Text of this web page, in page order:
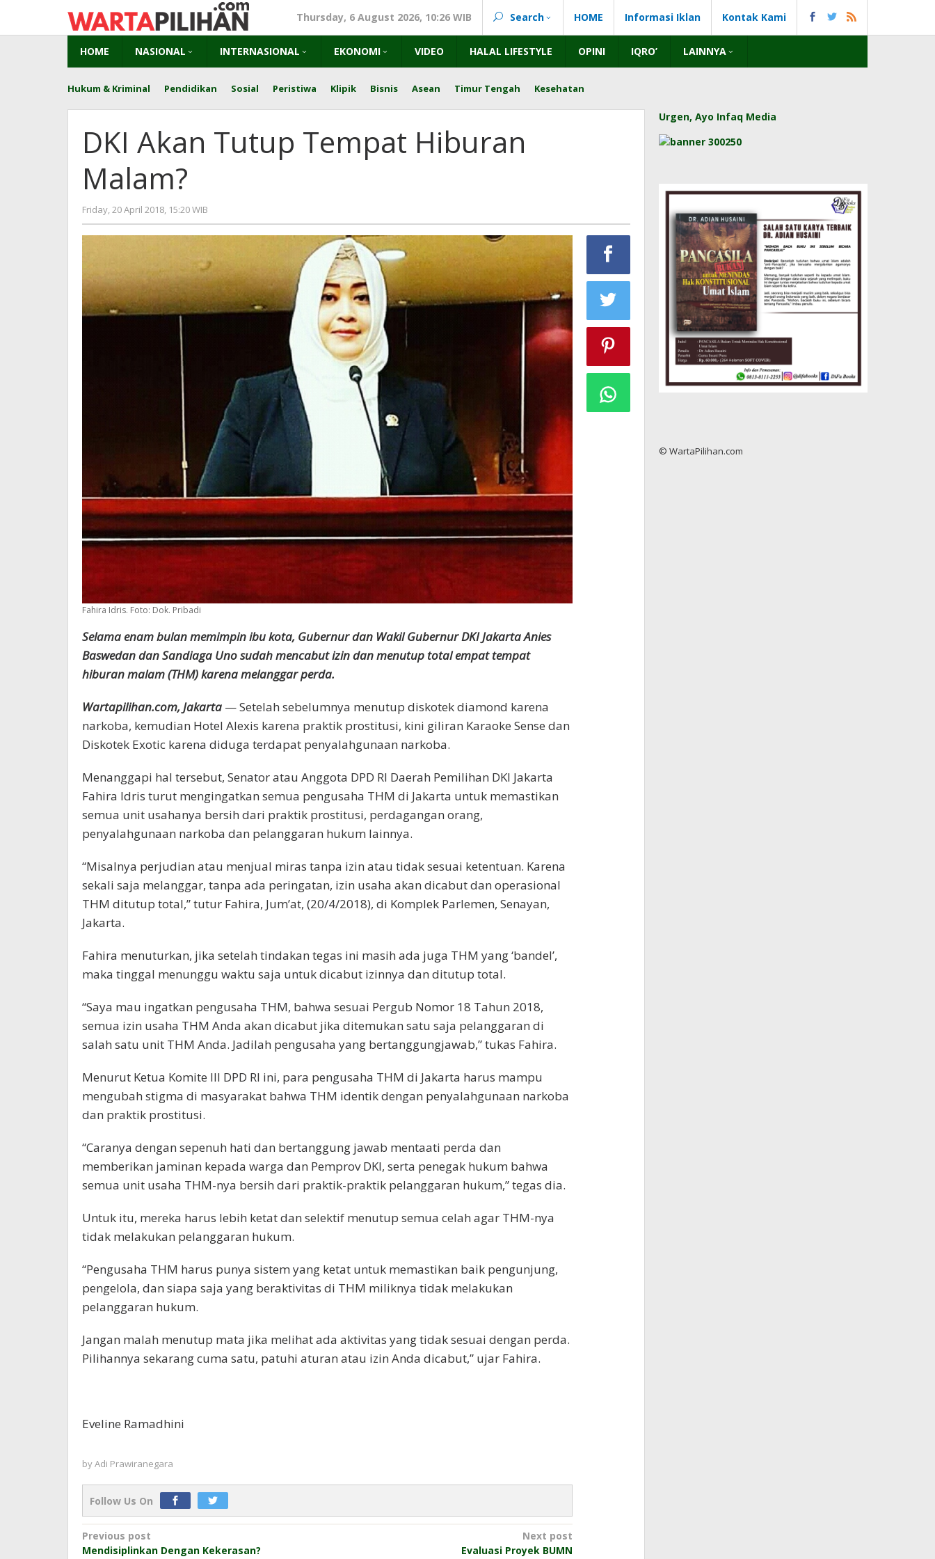
content
Thursday, 6 August 2026, 10:26 WIB Search HOME Informasi Iklan Kontak Kami
HOME NASIONAL INTERNASIONAL EKONOMI VIDEO HALAL LIFESTYLE OPINI IQRO’ LAINNYA
Hukum & Kriminal Pendidikan Sosial Peristiwa Klipik Bisnis Asean Timur Tengah Kesehatan
DKI Akan Tutup Tempat Hiburan
Malam?
Friday, 20 April 2018, 15:20 WIB
Adi
Prawiranegara
Fahira Idris. Foto: Dok. Pribadi
Selama enam bulan memimpin ibu kota, Gubernur dan Wakil Gubernur DKI Jakarta Anies
Baswedan dan Sandiaga Uno sudah mencabut izin dan menutup total empat tempat
hiburan malam (THM) karena melanggar perda.
Wartapilihan.com, Jakarta — Setelah sebelumnya menutup diskotek diamond karena
narkoba, kemudian Hotel Alexis karena praktik prostitusi, kini giliran Karaoke Sense dan
Diskotek Exotic karena diduga terdapat penyalahgunaan narkoba.
Menanggapi hal tersebut, Senator atau Anggota DPD RI Daerah Pemilihan DKI Jakarta
Fahira Idris turut mengingatkan semua pengusaha THM di Jakarta untuk memastikan
semua unit usahanya bersih dari praktik prostitusi, perdagangan orang,
penyalahgunaan narkoba dan pelanggaran hukum lainnya.
“Misalnya perjudian atau menjual miras tanpa izin atau tidak sesuai ketentuan. Karena
sekali saja melanggar, tanpa ada peringatan, izin usaha akan dicabut dan operasional
THM ditutup total,” tutur Fahira, Jum’at, (20/4/2018), di Komplek Parlemen, Senayan,
Jakarta.
Fahira menuturkan, jika setelah tindakan tegas ini masih ada juga THM yang ‘bandel’,
maka tinggal menunggu waktu saja untuk dicabut izinnya dan ditutup total.
“Saya mau ingatkan pengusaha THM, bahwa sesuai Pergub Nomor 18 Tahun 2018,
semua izin usaha THM Anda akan dicabut jika ditemukan satu saja pelanggaran di
salah satu unit THM Anda. Jadilah pengusaha yang bertanggungjawab,” tukas Fahira.
Menurut Ketua Komite III DPD RI ini, para pengusaha THM di Jakarta harus mampu
mengubah stigma di masyarakat bahwa THM identik dengan penyalahgunaan narkoba
dan praktik prostitusi.
“Caranya dengan sepenuh hati dan bertanggung jawab mentaati perda dan
memberikan jaminan kepada warga dan Pemprov DKI, serta penegak hukum bahwa
semua unit usaha THM-nya bersih dari praktik-praktik pelanggaran hukum,” tegas dia.
Untuk itu, mereka harus lebih ketat dan selektif menutup semua celah agar THM-nya
tidak melakukan pelanggaran hukum.
“Pengusaha THM harus punya sistem yang ketat untuk memastikan baik pengunjung,
pengelola, dan siapa saja yang beraktivitas di THM miliknya tidak melakukan
pelanggaran hukum.
Jangan malah menutup mata jika melihat ada aktivitas yang tidak sesuai dengan perda.
Pilihannya sekarang cuma satu, patuhi aturan atau izin Anda dicabut,” ujar Fahira.
Eveline Ramadhini
byAdi Prawiranegara
Follow Us On
Post
Previous post
Mendisiplinkan Dengan Kekerasan?
Next post
Evaluasi Proyek BUMN
Urgen, Ayo Infaq Media
© WartaPilihan.com